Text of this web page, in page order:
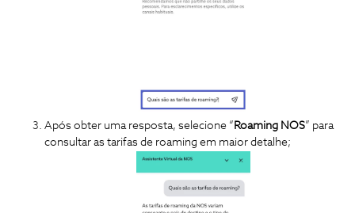
Após obter uma resposta, selecione “ Roaming NOS” para
consultar as tarifas de roaming em maior detalhe;